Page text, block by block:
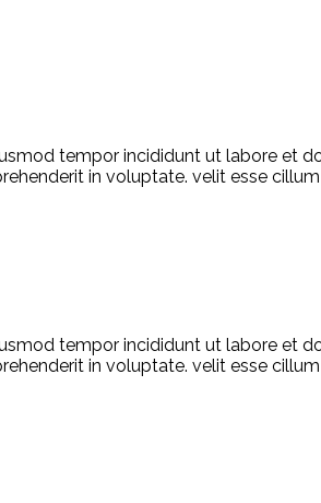
tempor incididunt ut labore et
in voluptate. velit esse
tempor incididunt ut labore et
in voluptate. velit esse